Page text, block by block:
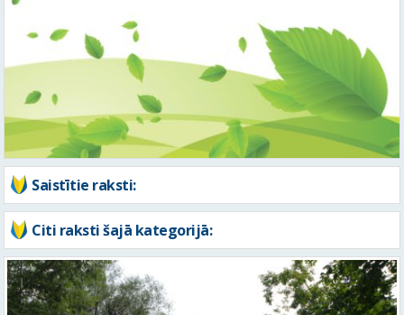
Saistītie raksti:
Citi raksti šajā kategorijā: